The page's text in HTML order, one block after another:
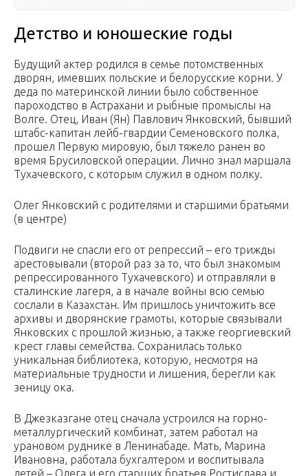
Детство и юношеские годы
Будущий актер родился в семье потомственных
дворян, имевших польские и белорусские корни. У
деда по материнской линии было собственное
пароходство в Астрахани и рыбные промыслы на
Волге. Отец, Иван (Ян) Павлович Янковский, бывший
штабс-капитан лейб-гвардии Семеновского полка,
прошел Первую мировую, был тяжело ранен во
время Брусиловской операции. Лично знал маршала
Тухачевского, с которым служил в одном полку.
Олег Янковский с родителями и старшими братьями
(в центре)
Подвиги не спасли его от репрессий – его трижды
арестовывали (второй раз за то, что был знакомым
репрессированного Тухачевского) и отправляли в
сталинские лагеря, а в начале войны всю семью
сослали в Казахстан. Им пришлось уничтожить все
архивы и дворянские грамоты, которые связывали
Янковских с прошлой жизнью, а также георгиевский
крест главы семейства. Сохранилась только
уникальная библиотека, которую, несмотря на
материальные трудности и лишения, берегли как
зеницу ока.
В Джезказгане отец сначала устроился на горно-
металлургический комбинат, затем работал на
урановом руднике в Ленинабаде. Мать, Марина
Ивановна, работала бухгалтером и воспитывала
детей – Олега и его старших братьев Ростислава и